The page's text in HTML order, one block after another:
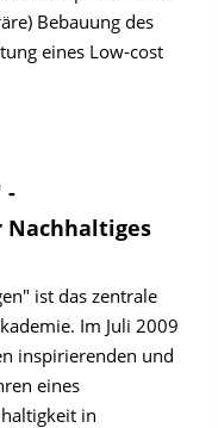
Bebauung des
eines Low-cost
-
Nachhaltiges
ist das zentrale
Im Juli 2009
inspirierenden und
eines
in